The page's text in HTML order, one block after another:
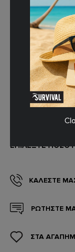
ΣΑΚΙΔΙΟΥ
(0
Κωδικός
ΔΙΑΘΈΣΙΜΟ
ΕΠΙΛΈΞΤΕ
ΚΑΛΈΣΤΕ
ΣΤΑ
ΡΩΤΗΣΤΕ